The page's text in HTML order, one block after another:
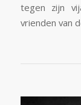
tegen zijn
vrienden van